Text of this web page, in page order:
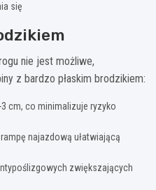
się
nie jest możliwe,
z bardzo płaskim brodzikiem:
cm, co minimalizuje ryzyko
najazdową ułatwiającą
zwiększających